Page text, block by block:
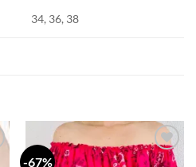
34, 36, 38
-67%
Dodaj